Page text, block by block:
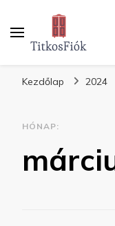
Kezdőlap 2024
HÓNAP: